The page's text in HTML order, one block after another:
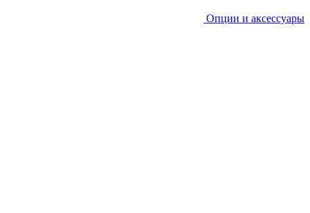
Опции и аксессуары